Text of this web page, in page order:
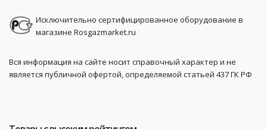
Исключительно сертифицированное оборудование в
магазине Rosgazmarket.ru
Вся информация на сайте носит справочный характер и не
является публичной офертой, определяемой статьей 437 ГК РФ